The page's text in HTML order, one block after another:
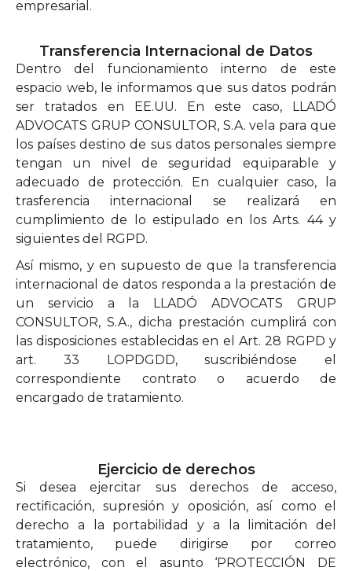
empresarial.
Transferencia Internacional de Datos
Dentro del funcionamiento interno de este
espacio web, le informamos que sus datos podrán
ser tratados en EE.UU. En este caso, LLADÓ
ADVOCATS GRUP CONSULTOR, S.A. vela para que
los países destino de sus datos personales siempre
tengan un nivel de seguridad equiparable y
adecuado de protección. En cualquier caso, la
trasferencia internacional se realizará en
cumplimiento de lo estipulado en los Arts. 44 y
siguientes del RGPD.
Así mismo, y en supuesto de que la transferencia
internacional de datos responda a la prestación de
un servicio a la LLADÓ ADVOCATS GRUP
CONSULTOR, S.A., dicha prestación cumplirá con
las disposiciones establecidas en el Art. 28 RGPD y
art. 33 LOPDGDD, suscribiéndose el
correspondiente contrato o acuerdo de
encargado de tratamiento.
Ejercicio de derechos
Si desea ejercitar sus derechos de acceso,
rectificación, supresión y oposición, así como el
derecho a la portabilidad y a la limitación del
tratamiento, puede dirigirse por correo
electrónico, con el asunto ‘PROTECCIÓN DE